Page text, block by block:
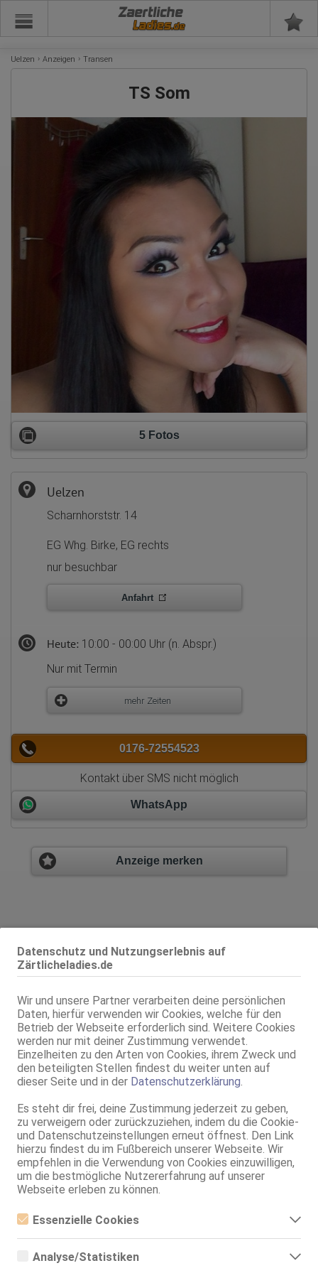
Datenschutz und Nutzungserlebnis auf
Zärtlicheladies.de
Wir und unsere Partner verarbeiten deine persönlichen
Daten, hierfür verwenden wir Cookies, welche für den
Betrieb der Webseite erforderlich sind. Weitere Cookies
werden nur mit deiner Zustimmung verwendet.
Einzelheiten zu den Arten von Cookies, ihrem Zweck und
den beteiligten Stellen findest du weiter unten auf
dieser Seite und in der Datenschutzerklärung
Es steht dir frei, deine Zustimmung jederzeit zu geben,
zu verweigern oder zurückzuziehen, indem du die Cookie-
und Datenschutzeinstellungen erneut öffnest. Den Link
hierzu findest du im Fußbereich unserer Webseite. Wir
empfehlen in die Verwendung von Cookies einzuwilligen,
um die bestmögliche Nutzererfahrung auf unserer
Webseite erleben zu können.
Essenzielle Cookies
Essenzielle Cookies sind alle notwendigen Cookies, die für den
ermöglicht werden. Die Webseite kann ohne diese Cookies nicht
Analyse/Statistiken
Zaertliche
Uelzen Anzeigen Transen
TS Som
5 Fotos
Uelzen
Scharnhorststr. 14
EG Whg. Birke, EG rechts
nur besuchbar
Anfahrt
Heute: 10:00 - 00:00 Uhr (n. Abspr.)
Nur mit Termin
mehr Zeiten
0176-72554523
Kontakt über SMS nicht möglich
WhatsApp
Anzeige merken
Geschlecht: transsexuell
Körpergröße: 170 cm
Oberweite: 80 B
Typ: asiatisch
KF: 36
Intimbereich: total rasiert
Haare: schwarz, rückenlang, glatt
Augen: braun
Haut: bräunlich
Sprachen:
Deutsch